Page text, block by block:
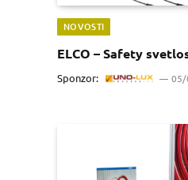
NOVOSTI
ELCO – Safety
Sponzor: 05/